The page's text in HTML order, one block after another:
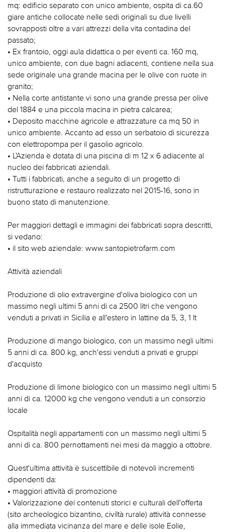
mq: edificio separato con unico ambiente, ospita di ca.60
giare antiche collocate nelle sedi originali su due livelli
sovrapposti oltre a vari attrezzi della vita contadina del
passato;
• Ex frantoio, oggi aula didattica o per eventi ca. 160 mq,
unico ambiente, con due bagni adiacenti, contiene nella sua
sede originale una grande macina per le olive con ruote in
granito;
• Nella corte antistante vi sono una grande pressa per olive
del 1884 e una piccola macina in pietra calcarea;
• Deposito macchine agricole e attrazzature ca mq 50 in
unico ambiente. Accanto ad esso un serbatoio di sicurezza
con elettropompa per il gasolio agricolo.
• L'Azienda è dotata di una piscina di m 12 x 6 adiacente al
nucleo dei fabbricati aziendali.
• Tutti i fabbricati, anche a seguito di un progetto di
ristrutturazione e restauro realizzato nel 2015-16, sono in
buono stato di manutenzione.
Per maggiori dettagli e immagini dei fabbricati sopra descritti,
si vedano:
• il sito web aziendale: www.santopietrofarm.com
Attività aziendali
Produzione di olio extravergine d'oliva biologico con un
massimo negli ultimi 5 anni di ca 2500 litri che vengono
venduti a privati in Sicilia e all'estero in lattine da 5, 3, 1 lt
Produzione di mango biologico, con un massimo negli ultimi
5 anni di ca. 800 kg, anch'essi venduti a privati e gruppi
d'acquisto
Produzione di limone biologico con un massimo negli ultimi 5
anni di ca. 12000 kg che vengono venduti a un consorzio
locale
Ospitalità negli appartamenti con un massimo negli ultimi 5
anni di ca. 800 pernottamenti nei mesi da maggio a ottobre.
Quest'ultima attività è suscettibile di notevoli incrementi
dipendenti da:
• maggiori attività di promozione
• Valorizzazione dei contenuti storici e culturali dell'offerta
(sito archeologico bizantino, civiltà rurale) attività connesse
alla immediata vicinanza del mare e delle isole Eolie,